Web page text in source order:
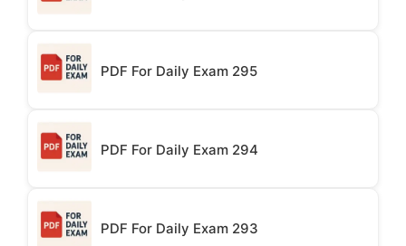
PDF For Daily Exam 295
PDF For Daily Exam 294
PDF For Daily Exam 293